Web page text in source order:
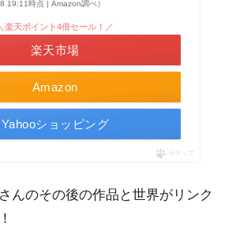
19:11時点 | Amazon調べ）
Amazon
楽天ポイント4倍セール！／
楽天市場
Yahooショッピング
ポチップ
んのその後の作品と世界がリンク